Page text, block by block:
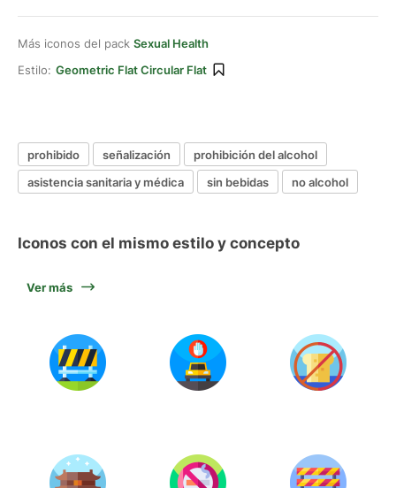
Más iconos del pack Sexual Health
Estilo: Geometric Flat Circular Flat
prohibido señalización
prohibición del alcohol
asistencia sanitaria y médica
sin bebidas no alcohol
Iconos con el mismo estilo y concepto
Ver más